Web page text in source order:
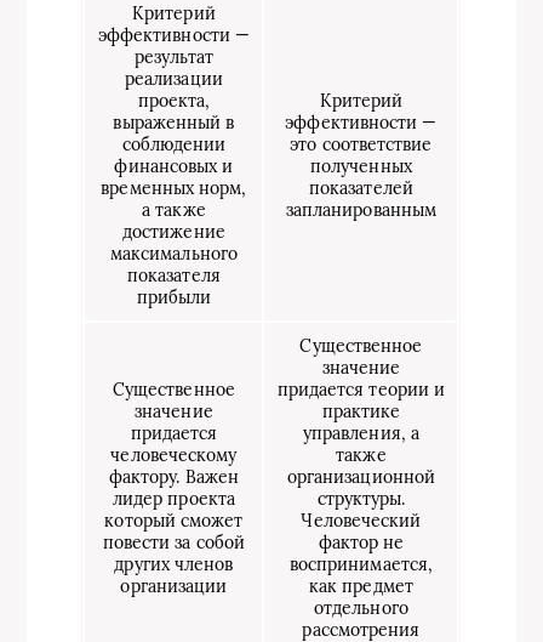
Критерий
эффективности —
результат
реализации
проекта,
выраженный в
соблюдении
финансовых и
временных норм,
а также
достижение
максимального
показателя
прибыли
Критерий
эффективности —
это соответствие
полученных
показателей
запланированным
Существенное
значение
придается
человеческому
фактору. Важен
лидер проекта
который сможет
повести за собой
других членов
организации
Существенное
значение
придается теории и
практике
управления, а
также
организационной
структуры.
Человеческий
фактор не
воспринимается,
как предмет
отдельного
рассмотрения